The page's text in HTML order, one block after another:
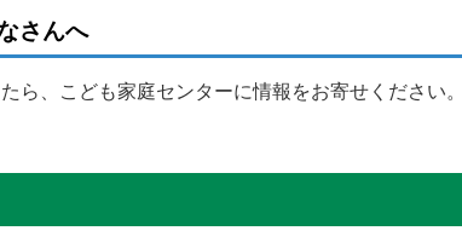
さんへ
ら、こども家庭センターに情報をお寄せください